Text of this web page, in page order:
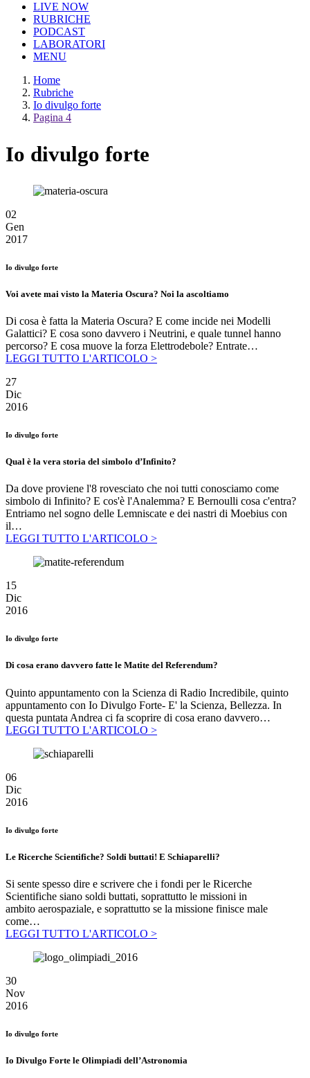
LIVE NOW
RUBRICHE
PODCAST
LABORATORI
MENU
Home
Rubriche
Io divulgo forte
Pagina 4
Io divulgo forte
02
Gen
2017
Io divulgo forte
Voi avete mai visto la Materia Oscura? Noi la ascoltiamo
Di cosa è fatta la Materia Oscura? E come incide nei Modelli
Galattici? E cosa sono davvero i Neutrini, e quale tunnel hanno
percorso? E cosa muove la forza Elettrodebole? Entrate…
LEGGI TUTTO L'ARTICOLO >
27
Dic
2016
Io divulgo forte
Qual è la vera storia del simbolo d’Infinito?
Da dove proviene l'8 rovesciato che noi tutti conosciamo come
simbolo di Infinito? E cos'è l'Analemma? E Bernoulli cosa c'entra?
Entriamo nel sogno delle Lemniscate e dei nastri di Moebius con
il…
LEGGI TUTTO L'ARTICOLO >
15
Dic
2016
Io divulgo forte
Di cosa erano davvero fatte le Matite del Referendum?
Quinto appuntamento con la Scienza di Radio Incredibile, quinto
appuntamento con Io Divulgo Forte- E' la Scienza, Bellezza. In
questa puntata Andrea ci fa scoprire di cosa erano davvero…
LEGGI TUTTO L'ARTICOLO >
06
Dic
2016
Io divulgo forte
Le Ricerche Scientifiche? Soldi buttati! E Schiaparelli?
Si sente spesso dire e scrivere che i fondi per le Ricerche
Scientifiche siano soldi buttati, soprattutto le missioni in
ambito aerospaziale, e soprattutto se la missione finisce male
come…
LEGGI TUTTO L'ARTICOLO >
30
Nov
2016
Io divulgo forte
Io Divulgo Forte le Olimpiadi dell’Astronomia